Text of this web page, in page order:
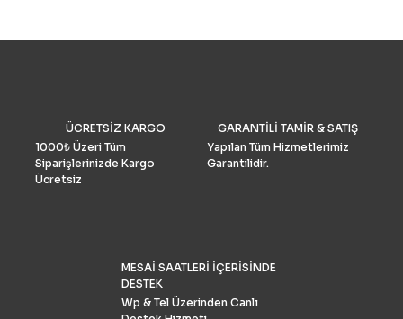
grubu Drone Industry
tarafından FAA drone
numaralarının analizine
ÜCRETSİZ KARGO
1000₺ Üzeri Tüm
Siparişlerinizde Kargo
Ücretsiz
GARANTİLİ TAMİR & SATIŞ
Yapılan Tüm Hizmetlerimiz
Garantilidir.
MESAİ SAATLERİ İÇERİSİNDE
DESTEK
Wp & Tel Üzerinden Canlı